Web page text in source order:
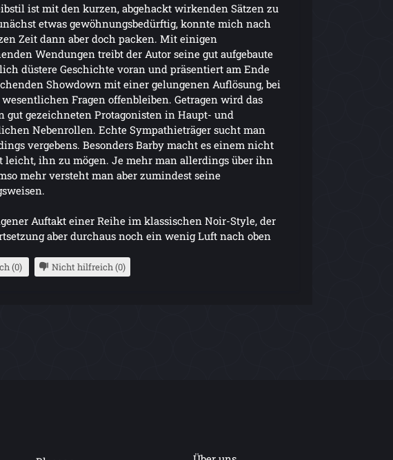
ist mit den kurzen, abgehackt wirkenden Sätzen zu
etwas gewöhnungsbedürftig, konnte mich nach
Zeit dann aber doch packen. Mit einigen
Wendungen treibt der Autor seine gut aufgebaute
düstere Geschichte voran und präsentiert am Ende
Showdown mit einer gelungenen Auflösung, bei
Fragen offenbleiben. Getragen wird das
gut gezeichneten Protagonisten in Haupt- und
Nebenrollen. Echte Sympathieträger sucht man
vergebens. Besonders Barby macht es einem nicht
leicht, ihn zu mögen. Je mehr man allerdings über ihn
mehr versteht man aber zumindest seine
Auftakt einer Reihe im klassischen Noir-Style, der
aber durchaus noch ein wenig Luft nach oben
(0) Nicht hilfreich (0)